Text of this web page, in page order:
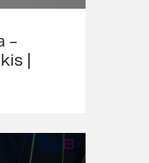
aktieri
veidošanā
mākslas
radošajā
-
|